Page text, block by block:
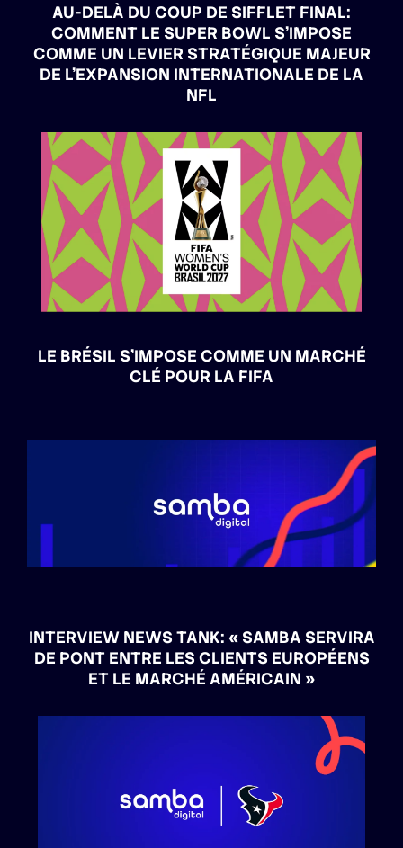
AU-DELÀ DU COUP DE SIFFLET FINAL:
COMMENT LE SUPER BOWL S’IMPOSE
COMME UN LEVIER STRATÉGIQUE MAJEUR
DE L’EXPANSION INTERNATIONALE DE LA
NFL
LE BRÉSIL S’IMPOSE COMME UN MARCHÉ
CLÉ POUR LA FIFA
INTERVIEW NEWS TANK: « SAMBA SERVIRA
DE PONT ENTRE LES CLIENTS EUROPÉENS
ET LE MARCHÉ AMÉRICAIN »